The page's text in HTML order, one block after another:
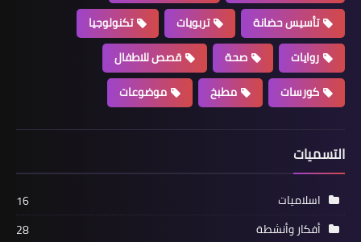
تأسيس حضانة
تربويات
تكنولوجيا
روايات
صحة
قصص للاطفال
كورسات
مطبخ موضوعات
التسميات
اسلاميات
16
أفكار وأنشطة
28